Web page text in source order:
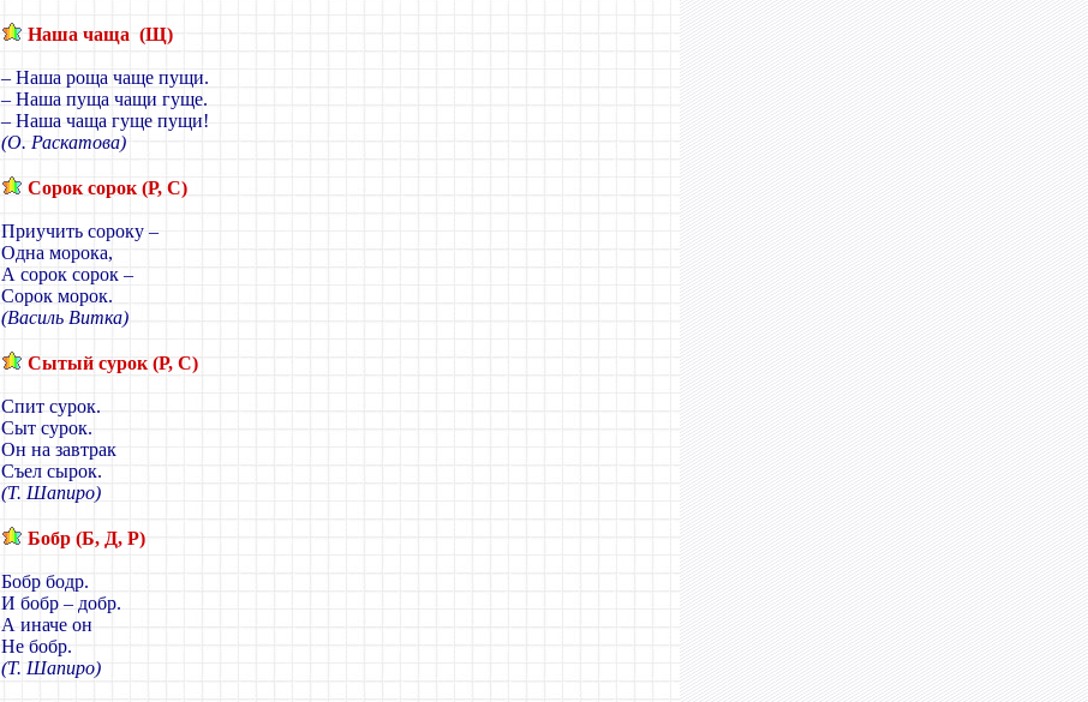
Наша чаща (Щ)
– Наша роща чаще пущи.
– Наша пуща чащи гуще.
– Наша чаща гуще пущи!
(О. Раскатова)
Сорок сорок (Р, С)
Приучить сороку –
Одна морока,
А сорок сорок –
Сорок морок.
(Василь Витка)
Сытый сурок (Р, С)
Спит сурок.
Сыт сурок.
Он на завтрак
Съел сырок.
(Т. Шапиро)
Бобр (Б, Д, Р)
Бобр бодр.
И бобр – добр.
А иначе он
Не бобр.
(Т. Шапиро)